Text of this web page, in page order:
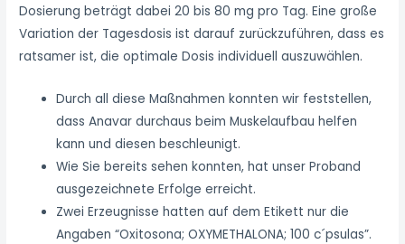
Dosierung beträgt dabei 20 bis 80 mg pro Tag. Eine große
Variation der Tagesdosis ist darauf zurückzuführen, dass es
ratsamer ist, die optimale Dosis individuell auszuwählen.
Durch all diese Maßnahmen konnten wir feststellen,
dass Anavar durchaus beim Muskelaufbau helfen
kann und diesen beschleunigt.
Wie Sie bereits sehen konnten, hat unser Proband
ausgezeichnete Erfolge erreicht.
Zwei Erzeugnisse hatten auf dem Etikett nur die
Angaben “Oxitosona; OXYMETHALONA; 100 c´psulas”.